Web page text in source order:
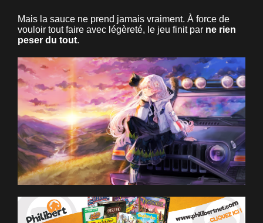
Mais la sauce ne prend jamais vraiment. À force de
vouloir tout faire avec légèreté, le jeu finit par ne rien
peser du tout.